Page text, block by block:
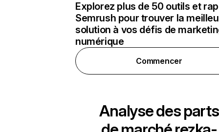
Explorez plus de 50 outils et
Semrush pour trouver la
solution à vos défis de
numérique
Commencer
Analyse des parts